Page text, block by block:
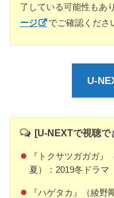
了している可能性もあ
ージ
でご確認くださ
U-
[U-NEXTで視聴で
『トクサツガガガ
夏）：2019冬ドラマ
『ハゲタカ』（綾野